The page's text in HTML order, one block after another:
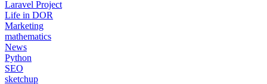
Laravel Project
Life in DOR
Marketing
mathematics
News
Python
SEO
sketchup